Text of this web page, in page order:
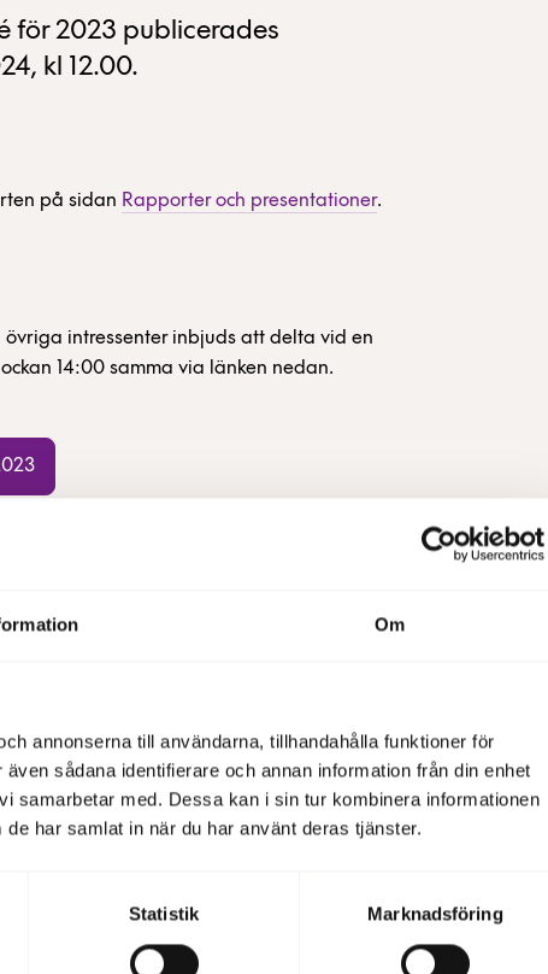
Om
annonserna till användarna, tillhandahålla funktioner för
sådana identifierare och annan information från din enhet
samarbetar med. Dessa kan i sin tur kombinera informationen
har samlat in när du har använt deras tjänster.
Statistik Marknadsföring
för 2023 publicerades
kl 12.00.
på sidan Rapporter och presentationer.
övriga intressenter inbjuds att delta vid en
14:00 samma via länken nedan.
En engelsk audiocast kommer även att
fråga?
40